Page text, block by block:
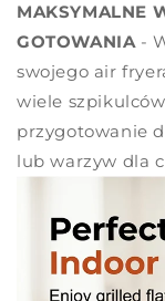
MAKSYMALNE
GOTOWANIA-
swojego air
wiele
przygotowanie
lub warzyw dla